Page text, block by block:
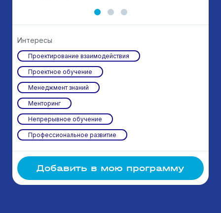
Интересы
Проектирование взаимодействия
Проектное обучение
Менеджмент знаний
Менторинг
Непрерывное обучение
Профессиональное развитие
Добавить в мою программу